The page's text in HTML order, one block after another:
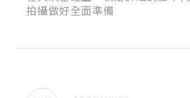
拍攝做好全面準備